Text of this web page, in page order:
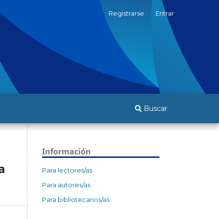
Buscar
Registrarse Entrar
Información
Para lectores/as
Para autores/as
Para bibliotecarios/as